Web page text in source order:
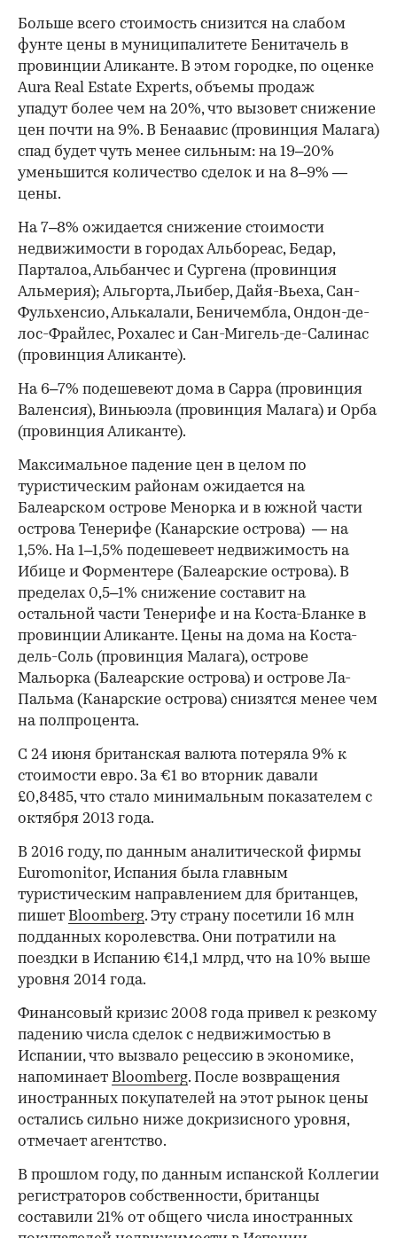
Больше всего стоимость снизится на слабом
фунте цены в муниципалитете Бенитачель в
провинции Аликанте. В этом городке, по оценке
Aura Real Estate Experts, объемы продаж
упадут более чем на 20%, что вызовет снижение
цен почти на 9%. В Бенаавис (провинция Малага)
спад будет чуть менее сильным: на 19–20%
уменьшится количество сделок и на 8–9% —
цены.
На 7–8% ожидается снижение стоимости
недвижимости в городах Альбореас, Бедар,
Парталоа, Альбанчес и Сургена (провинция
Альмерия); Альгорта, Льибер, Дайя-Вьеха, Сан-
Фульхенсио, Алькалали, Беничембла, Ондон-де-
лос-Фрайлес, Рохалес и Сан-Мигель-де-Салинас
(провинция Аликанте).
На 6–7% подешевеют дома в Сарра (провинция
Валенсия), Виньюэла (провинция Малага) и Орба
(провинция Аликанте).
Максимальное падение цен в целом по
туристическим районам ожидается на
Балеарском острове Менорка и в южной части
острова Тенерифе (Канарские острова) — на
1,5%. На 1–1,5% подешевеет недвижимость на
Ибице и Форментере (Балеарские острова). В
пределах 0,5–1% снижение составит на
остальной части Тенерифе и на Коста-Бланке в
провинции Аликанте. Цены на дома на Коста-
дель-Соль (провинция Малага), острове
Мальорка (Балеарские острова) и острове Ла-
Пальма (Канарские острова) снизятся менее чем
на полпроцента.
С 24 июня британская валюта потеряла 9% к
стоимости евро. За €1 во вторник давали
£0,8485, что стало минимальным показателем с
октября 2013 года.
В 2016 году, по данным аналитической фирмы
Euromonitor, Испания была ​главным
туристическим направлением для британцев,
пишет Bloomberg. Эту страну посетили 16 млн
подданных королевства. Они потратили на
поездки в Испанию €14,1 млрд, что на 10% выше
уровня 2014 года.
Финансовый кризис 2008 года привел к резкому
падению числа сделок с недвижимостью в
Испании, что вызвало рецессию в экономике,
напоминает Bloomberg. После возвращения
иностранных покупателей на этот рынок цены
остались сильно ниже докризисного уровня,
отмечает агентство.
В прошлом году, по данным испанской Коллегии
регистраторов собственности, британцы
составили 21% от общего числа иностранных